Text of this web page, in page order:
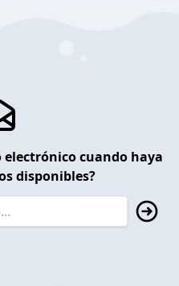
cuando haya
disponibles?